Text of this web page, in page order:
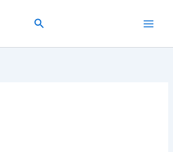
Suchen